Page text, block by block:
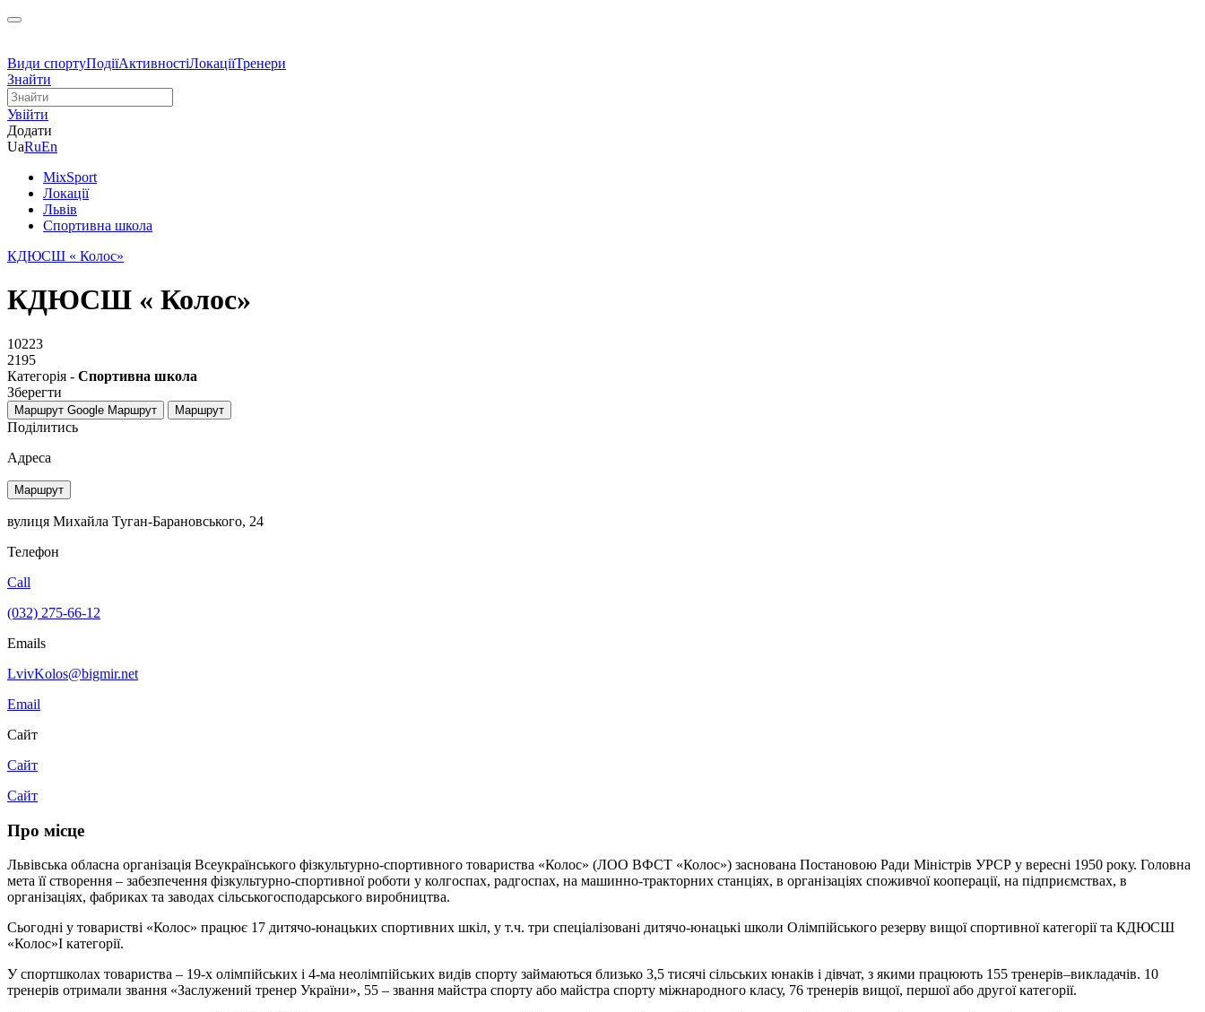
Види спортуПодіїАктивностіЛокаціїТренери
Знайти
Увійти
Додати
UaRuEn
MixSport
Локації
Львів
Спортивна школа
КДЮСШ « Колос»
КДЮСШ « Колос»
10223
2195
Категорія - Спортивна школа
Зберегти
Маршрут Google Маршрут Маршрут
Поділитись
Адреса
Маршрут
вулиця Михайла Туган-Барановського, 24
Телефон
Call
(032) 275-66-12
Emails
LvivKolos@bigmir.net
Email
Сайт
Сайт
Сайт
Про місце
Львівська обласна організація Всеукраїнського фізкультурно-спортивного товариства «Колос» (ЛОО ВФСТ «Колос») заснована Постановою Ради Міністрів УРСР у вересні 1950 року. Головна
мета її створення – забезпечення фізкультурно-спортивної роботи у колгоспах, радгоспах, на машинно-тракторних станціях, в організаціях споживчої кооперації, на підприємствах, в
організаціях, фабриках та заводах сільськогосподарського виробництва.
Сьогодні у товаристві «Колос» працює 17 дитячо-юнацьких спортивних шкіл, у т.ч. три спеціалізовані дитячо-юнацькі школи Олімпійського резерву вищої спортивної категорії та КДЮСШ
«Колос»І категорії.
У спортшколах товариства – 19-х олімпійських і 4-ма неолімпійських видів спорту займаються близько 3,5 тисячі сільських юнаків і дівчат, з якими працюють 155 тренерів–викладачів. 10
тренерів отримали звання «Заслужений тренер України», 55 – звання майстра спорту або майстра спорту міжнародного класу, 76 тренерів вищої, першої або другої категорії.